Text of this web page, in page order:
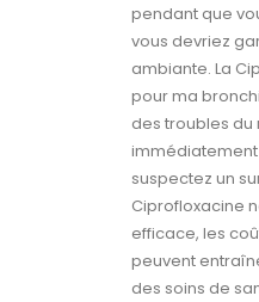
pendant que
vous devriez
ambiante. La
pour ma
des troubles
immédiatement
suspectez un
Ciprofloxacine
efficace, les
peuvent
des soins de